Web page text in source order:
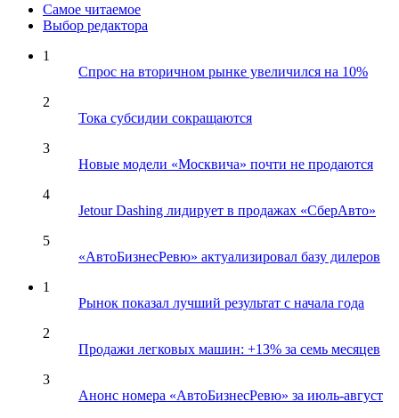
Самое читаемое
Выбор редактора
1
Спрос на вторичном рынке увеличился на 10%
2
Тока субсидии сокращаются
3
Новые модели «Москвича» почти не продаются
4
Jetour Dashing лидирует в продажах «СберАвто»
5
«АвтоБизнесРевю» актуализировал базу дилеров
1
Рынок показал лучший результат с начала года
2
Продажи легковых машин: +13% за семь месяцев
3
Анонс номера «АвтоБизнесРевю» за июль-август